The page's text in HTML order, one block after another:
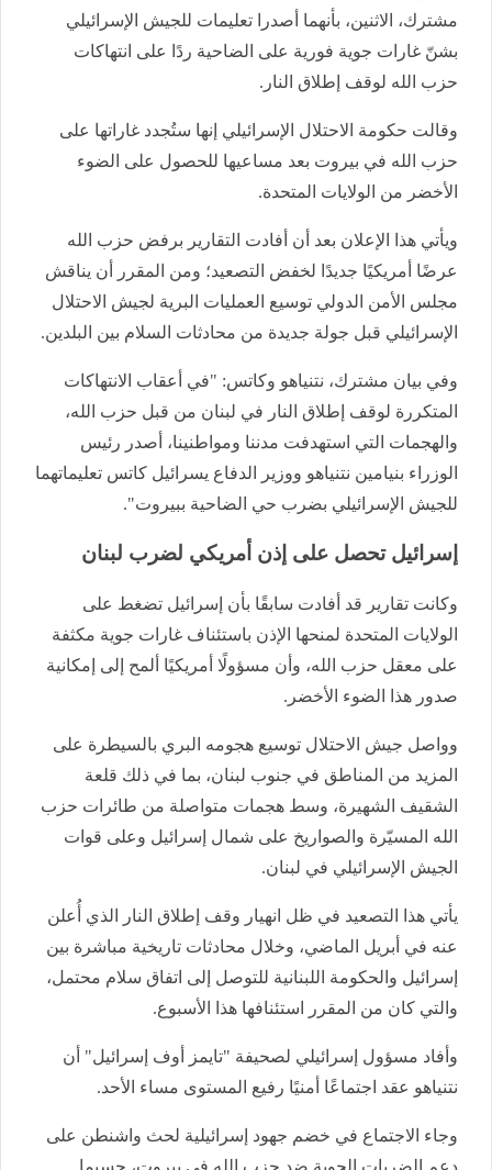
مشترك، الاثنين، بأنهما أصدرا تعليمات للجيش الإسرائيلي
بشنّ غارات جوية فورية على الضاحية ردًا على انتهاكات
حزب الله لوقف إطلاق النار.
وقالت حكومة الاحتلال الإسرائيلي إنها ستُجدد غاراتها على
حزب الله في بيروت بعد مساعيها للحصول على الضوء
الأخضر من الولايات المتحدة.
ويأتي هذا الإعلان بعد أن أفادت التقارير برفض حزب الله
عرضًا أمريكيًا جديدًا لخفض التصعيد؛ ومن المقرر أن يناقش
مجلس الأمن الدولي توسيع العمليات البرية لجيش الاحتلال
الإسرائيلي قبل جولة جديدة من محادثات السلام بين البلدين.
وفي بيان مشترك، نتنياهو وكاتس: "في أعقاب الانتهاكات
المتكررة لوقف إطلاق النار في لبنان من قبل حزب الله،
والهجمات التي استهدفت مدننا ومواطنينا، أصدر رئيس
الوزراء بنيامين نتنياهو ووزير الدفاع يسرائيل كاتس تعليماتهما
للجيش الإسرائيلي بضرب حي الضاحية ببيروت".
إسرائيل تحصل على إذن أمريكي لضرب لبنان
وكانت تقارير قد أفادت سابقًا بأن إسرائيل تضغط على
الولايات المتحدة لمنحها الإذن باستئناف غارات جوية مكثفة
على معقل حزب الله، وأن مسؤولًا أمريكيًا ألمح إلى إمكانية
صدور هذا الضوء الأخضر.
وواصل جيش الاحتلال توسيع هجومه البري بالسيطرة على
المزيد من المناطق في جنوب لبنان، بما في ذلك قلعة
الشقيف الشهيرة، وسط هجمات متواصلة من طائرات حزب
الله المسيّرة والصواريخ على شمال إسرائيل وعلى قوات
الجيش الإسرائيلي في لبنان.
يأتي هذا التصعيد في ظل انهيار وقف إطلاق النار الذي أُعلن
عنه في أبريل الماضي، وخلال محادثات تاريخية مباشرة بين
إسرائيل والحكومة اللبنانية للتوصل إلى اتفاق سلام محتمل،
والتي كان من المقرر استئنافها هذا الأسبوع.
وأفاد مسؤول إسرائيلي لصحيفة "تايمز أوف إسرائيل" أن
نتنياهو عقد اجتماعًا أمنيًا رفيع المستوى مساء الأحد.
وجاء الاجتماع في خضم جهود إسرائيلية لحث واشنطن على
دعم الضربات الجوية ضد حزب الله في بيروت، حسبما